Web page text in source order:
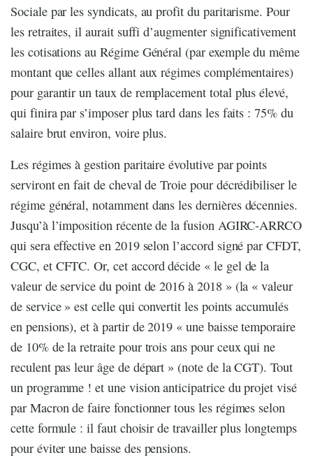
Sociale par les syndicats, au profit du paritarisme. Pour
les retraites, il aurait suffi d’augmenter significativement
les cotisations au Régime Général (par exemple du même
montant que celles allant aux régimes complémentaires)
pour garantir un taux de remplacement total plus élevé,
qui finira par s’imposer plus tard dans les faits : 75% du
salaire brut environ, voire plus.
Les régimes à gestion paritaire évolutive par points
serviront en fait de cheval de Troie pour décrédibiliser le
régime général, notamment dans les dernières décennies.
Jusqu’à l’imposition récente de la fusion AGIRC-ARRCO
qui sera effective en 2019 selon l’accord signé par CFDT,
CGC, et CFTC. Or, cet accord décide « le gel de la
valeur de service du point de 2016 à 2018 » (la « valeur
de service » est celle qui convertit les points accumulés
en pensions), et à partir de 2019 « une baisse temporaire
de 10% de la retraite pour trois ans pour ceux qui ne
reculent pas leur âge de départ » (note de la CGT). Tout
un programme ! et une vision anticipatrice du projet visé
par Macron de faire fonctionner tous les régimes selon
cette formule : il faut choisir de travailler plus longtemps
pour éviter une baisse des pensions.